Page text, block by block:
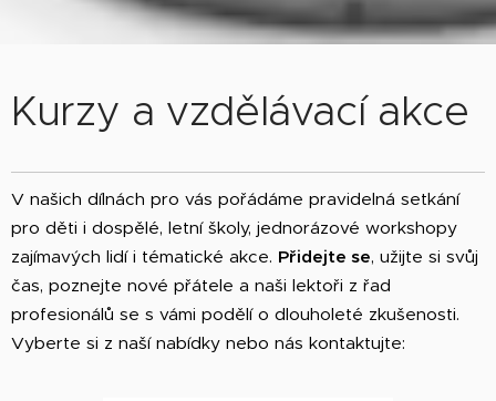
Kurzy a vzdělávací akce
V našich dílnách pro vás pořádáme pravidelná setkání
pro děti i dospělé, letní školy, jednorázové workshopy
zajímavých lidí i tématické akce. Přidejte se, užijte si svůj
čas, poznejte nové přátele a naši lektoři z řad
profesionálů se s vámi podělí o dlouholeté zkušenosti.
Vyberte si z naší nabídky nebo nás kontaktujte: